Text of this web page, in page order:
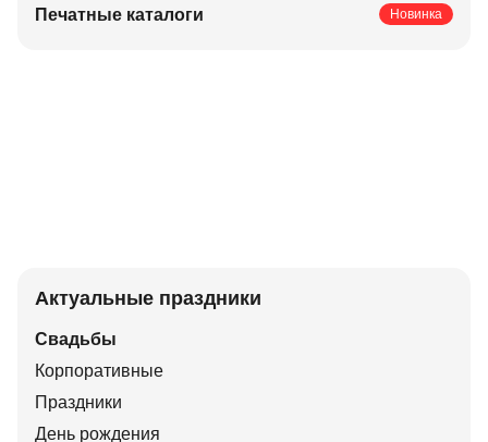
Печатные каталоги
Новинка
Актуальные праздники
Свадьбы
Корпоративные
Праздники
День рождения